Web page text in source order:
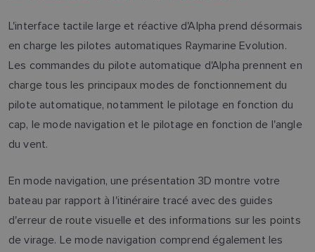
L'interface tactile large et réactive d'Alpha prend désormais
en charge les pilotes automatiques Raymarine Evolution.
Les commandes du pilote automatique d'Alpha prennent en
charge tous les principaux modes de fonctionnement du
pilote automatique, notamment le pilotage en fonction du
cap, le mode navigation et le pilotage en fonction de l'angle
du vent.
En mode navigation, une présentation 3D montre votre
bateau par rapport à l'itinéraire tracé avec des guides
d'erreur de route visuelle et des informations sur les points
de virage. Le mode navigation comprend également les